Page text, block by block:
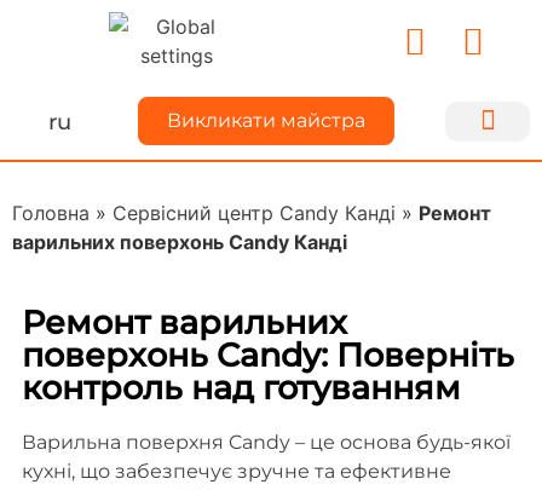
ru Викликати майстра
Головна » Сервісний центр Candy Канді » Ремонт
варильних поверхонь Candy Канді
Ремонт варильних
поверхонь Candy: Поверніть
контроль над готуванням
Варильна поверхня Candy – це основа будь-якої
кухні, що забезпечує зручне та ефективне